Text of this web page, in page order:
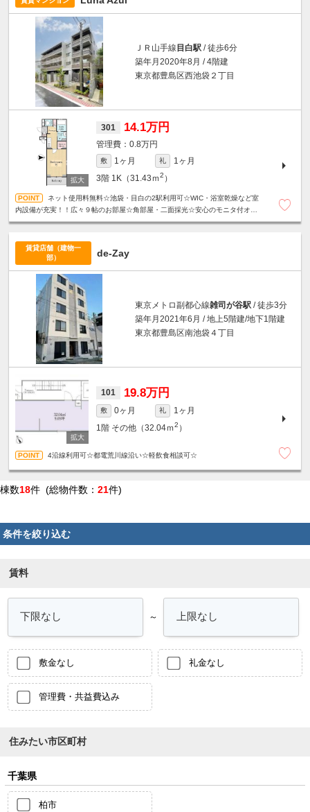
ＪＲ山手線目白駅 / 徒歩6分
築年月2020年8月 / 4階建
東京都豊島区西池袋２丁目
301 14.1万円
0.8万円
敷 1ヶ月 礼
1ヶ月
3階 1K（31.43ｍ2 ）
ネット使用料無料☆池袋・目白の2駅利用可☆WIC・浴室乾燥など室
内設備が充実！！広々９帖のお部屋☆角部屋・二面採光☆安心のモニタ付オー
賃貸店舗（建物一
部）
de-Zay
東京メトロ副都心線雑司が谷駅 / 徒歩3分
築年月2021年6月 / 地上5階建/地下1階建
東京都豊島区南池袋４丁目
101 19.8万円
敷 0ヶ月 礼
1ヶ月
1階 その他（32.04ｍ2 ）
4沿線利用可☆都電荒川線沿い☆軽飲食相談可☆
棟数18件 (総物件数： 21件)
条件を絞り込む
賃料
～
敷金なし 礼金なし
管理費・共益費込み
住みたい市区町村
千葉県
柏市